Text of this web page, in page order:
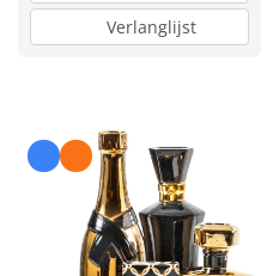
Verlanglijst